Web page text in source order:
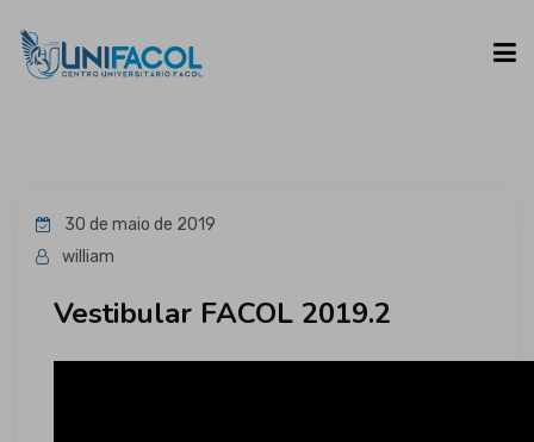
CURSOS
ESPAÇO DO ALUNO
30 de maio de 2019
william
Vestibular FACOL 2019.2